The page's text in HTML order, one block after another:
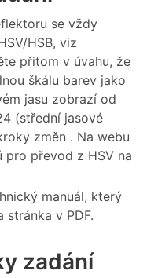
se vždy
HSB, viz
přitom v úvahu, že
škálu barev jako
jasu zobrazí od
(střední jasové
změn . Na webu
pro převod z HSV na
manuál, který
stránka v PDF.
zadání